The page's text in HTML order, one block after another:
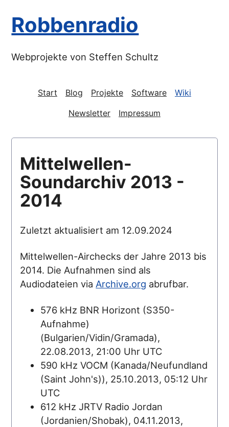
Robbenradio
Webprojekte von Steffen Schultz
Start Blog Projekte Software
Wiki
Newsletter
Impressum
Mittelwellen-
Soundarchiv 2013 -
2014
Zuletzt aktualisiert am 12.09.2024
Mittelwellen-Airchecks der Jahre 2013 bis
2014. Die Aufnahmen sind als
Audiodateien viaArchive.org abrufbar.
576 kHz BNR Horizont (S350-
Aufnahme)
(Bulgarien/Vidin/Gramada),
22.08.2013, 21:00 Uhr UTC
590 kHz VOCM (Kanada/Neufundland
(Saint John's)), 25.10.2013, 05:12 Uhr
UTC
612 kHz JRTV Radio Jordan
(Jordanien/Shobak), 04.11.2013,